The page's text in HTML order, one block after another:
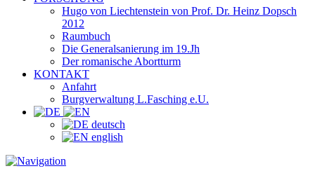
Hugo von Liechtenstein von Prof. Dr. Heinz Dopsch
2012
Raumbuch
Die Generalsanierung im 19.Jh
Der romanische Abortturm
KONTAKT
Anfahrt
Burgverwaltung L.Fasching e.U.
deutsch
english